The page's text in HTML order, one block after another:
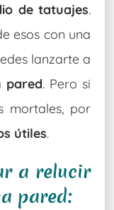
de tatuajes.
esos con una
lanzarte a
pared. Pero si
mortales, por
útiles.
a relucir
pared: